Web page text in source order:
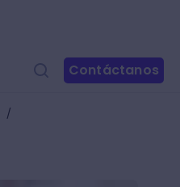
Contáctanos
/